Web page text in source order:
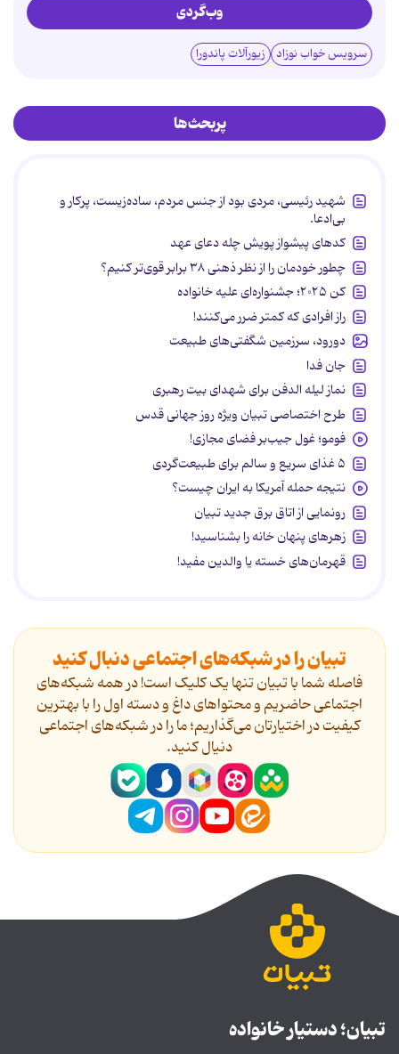
وب‌گردی
سرویس خواب نوزاد زیورآلات پاندورا
پربحث‌ها
شهید رئیسی، مردی بود از جنس مردم، ساده‌زیست، پرکار و
بی‌ادعا.
کدهای پیشواز پویش چله دعای عهد
چطور خودمان را از نظر ذهنی ۳۸ برابر قوی‌تر کنیم؟
کن ۲۰۲۵؛ جشنواره‌ای علیه خانواده
راز افرادی که کمتر ضرر می‌کنند!
دورود، سرزمین شگفتی‌های طبیعت
جان فدا
نماز لیله الدفن برای شهدای بیت رهبری
طرح اختصاصی تبیان ویژه روز جهانی قدس
فومو؛ غول جیب‌بر فضای مجازی!
۵ غذای سریع و سالم برای طبیعت‌گردی
نتیجه حمله آمریکا به ایران چیست؟
رونمایی از اتاق برق جدید تبیان
زهرهای پنهان خانه را بشناسید!
قهرمان‌های خسته یا والدین مفید!
تبیان را در شبکه‌های اجتماعی دنبال کنید
فاصله شما با تبیان تنها یک کلیک است! در همه شبکه‌های
اجتماعی حاضریم و محتواهای داغ و دسته اول را با بهترین
کیفیت در اختیارتان می‌گذاریم؛ ما را در شبکه‌های اجتماعی
دنیال کنید.
تبیان؛ دستیار خانواده